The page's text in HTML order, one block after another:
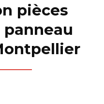
pièces